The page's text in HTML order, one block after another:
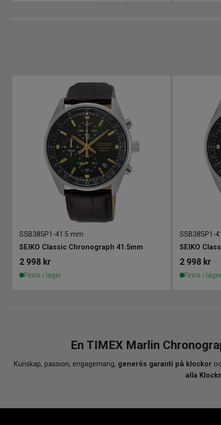
SSB385P1 -41.5 mm
SEIKO Classic Chronograph 41.5mm
2 998 kr
Finns i lager
SSB385P1 -
SEIKO
2 998 kr
Finns i
En TIMEX Marlin
Kunskap, passion, engagemang, generös garanti på klockor
alla